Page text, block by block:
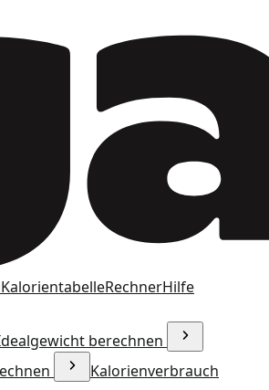
KalorientabelleRechnerHilfe
berechnen
Kalorienverbrauch